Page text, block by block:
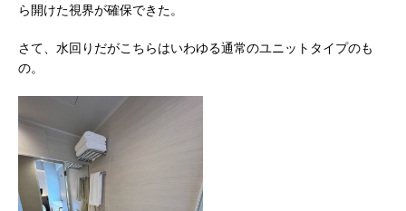
ら開けた視界が確保できた。
さて、水回りだがこちらはいわゆる通常のユニットタイプのも
の。